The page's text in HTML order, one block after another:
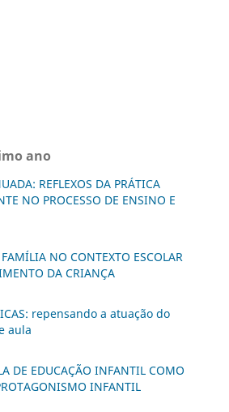
ano
REFLEXOS DA PRÁTICA
NO PROCESSO DE ENSINO E
NO CONTEXTO ESCOLAR
DA CRIANÇA
repensando a atuação do
aula
DE EDUCAÇÃO INFANTIL COMO
INFANTIL